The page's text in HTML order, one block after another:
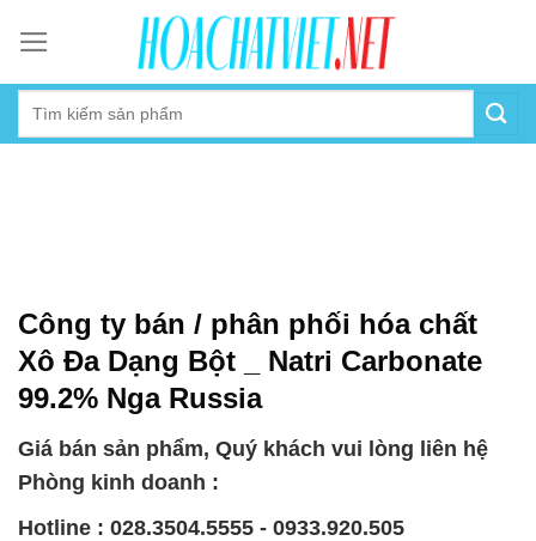
content
Công ty bán / phân phối hóa chất
Xô Đa Dạng Bột _ Natri Carbonate
99.2% Nga Russia
Giá bán sản phẩm, Quý khách vui lòng liên hệ
Phòng kinh doanh :
Hotline : 028.3504.5555 - 0933.920.505